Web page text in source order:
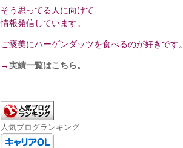
そう思ってる人に向けて
情報発信しています。
ご褒美にハーゲンダッツを食べるのが好きです。
→実績一覧はこちら。
人気ブログランキング